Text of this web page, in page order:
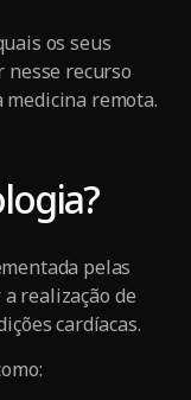
os seus
recurso
medicina remota.
pelas
realização de
cardíacas.